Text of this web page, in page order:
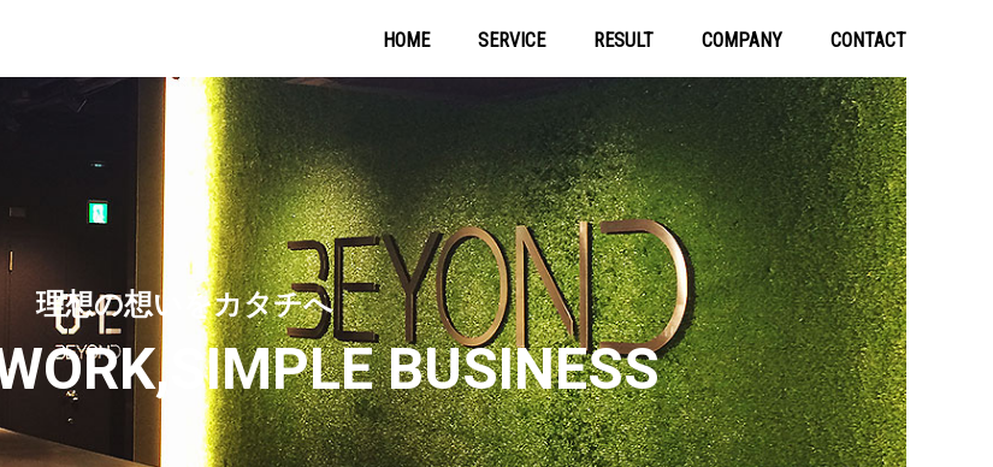
CONTACT
COMPANY
RESULT
SERVICE
HOME
理想の想いをカタチへ
BUSINESS